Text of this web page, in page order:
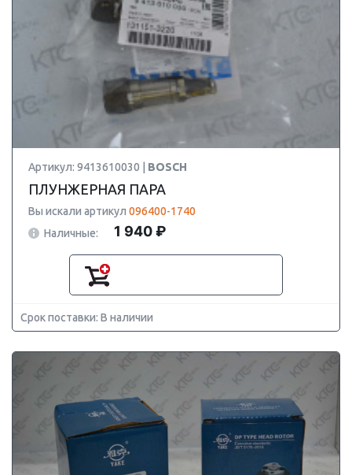
Артикул: 9413610030 | BOSCH
ПЛУНЖЕРНАЯ ПАРА
Вы искали артикул 096400-1740
Наличные:
1 940 ₽
Срок поставки: В наличии